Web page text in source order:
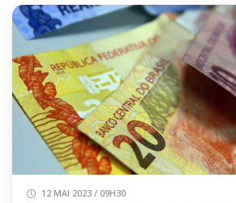
12 MAI 2023 / 09H30